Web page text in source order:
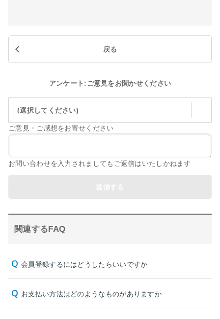
戻る
アンケート:ご意見をお聞かせください
(選択してください)
ご意見・ご感想をお寄せください
お問い合わせを入力されましてもご返信はいたしかねます
関連するFAQ
会員登録するにはどうしたらいいですか
お支払い方法はどのようなものがありますか